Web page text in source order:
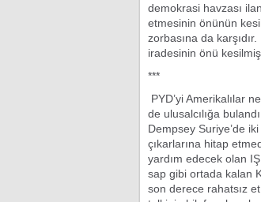
demokrasi havzası
etmesinin önünün
zorbasına da
iradesinin önü
***
PYD’yi Amerikalılar
de ulusalcılığa
Dempsey Suriye’de
çıkarlarına hitap
yardım edecek olan
sap gibi ortada kalan
son derece rahatsız